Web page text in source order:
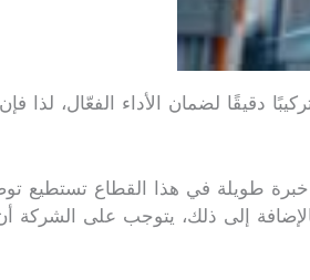
لضمان الأداء الفعّال، لذا فإن
طويلة في هذا القطاع تستطيع
إلى ذلك، يتوجب على الشركة